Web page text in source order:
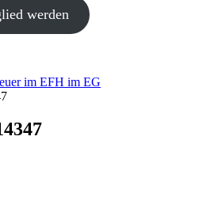
werden
im EFH im EG